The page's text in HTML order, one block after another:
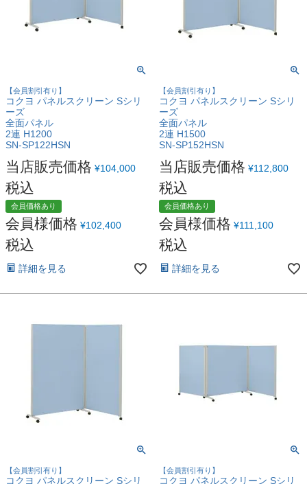
【会員割引有り】
コクヨ パネルスクリーン Sシリ
ーズ
全面パネル
2連 H1200
SN-SP122HSN
当店販売価格 ¥104,000
税込
会員価格あり
会員様価格 ¥102,400
税込
詳細を見る
【会員割引有り】
コクヨ パネルスクリーン Sシリ
ーズ
全面パネル
2連 H1500
SN-SP152HSN
当店販売価格 ¥112,800
税込
会員価格あり
会員様価格 ¥111,100
税込
詳細を見る
【会員割引有り】
コクヨ パネルスクリーン Sシリ
【会員割引有り】
コクヨ パネルスクリーン Sシリ